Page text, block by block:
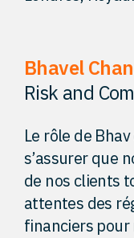
Bhavel
Risk and
Le rôle de
s’assurer que
de nos clients
attentes des
financiers